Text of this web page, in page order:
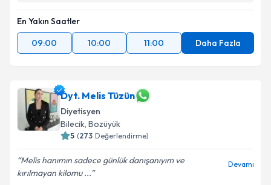
En Yakın Saatler
09:00
10:00 11:00 Daha Fazla
Dyt. Melis Tüzün
Diyetisyen
Bilecik, Bozüyük
5 (273 Değerlendirme)
Melis hanımın sadece günlük danışanıyım ve
kırılmayan kilomu ...
Devamı